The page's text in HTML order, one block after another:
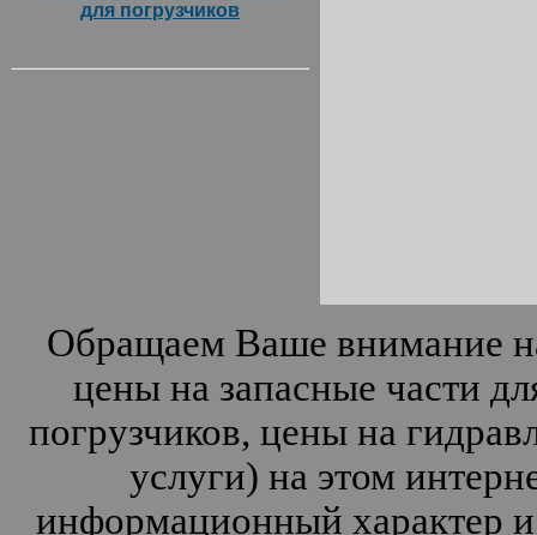
для погрузчиков
Обращаем Ваше внимание
цены на запасные части
погрузчиков, цены на
услуги) на этом
информационный характер и